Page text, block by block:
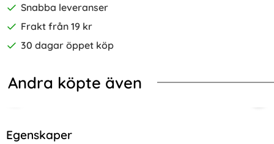
Snabba leveranser
Frakt från 19 kr
30 dagar öppet köp
Andra köpte även
TPU Ljus Blå
S24 Plus Skal Hybrid Kickstand Svart
Egenskaper